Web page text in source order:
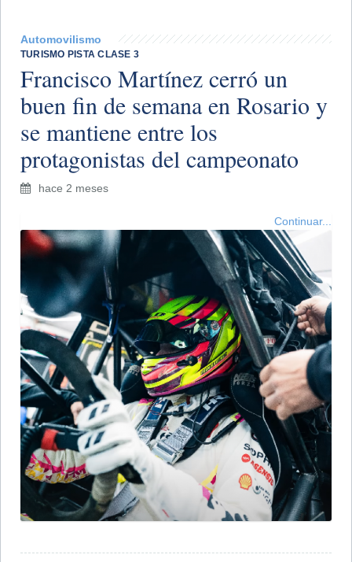
Automovilismo
TURISMO PISTA CLASE 3
Francisco Martínez cerró un
buen fin de semana en Rosario y
se mantiene entre los
protagonistas del campeonato
hace 2 meses
Continuar...